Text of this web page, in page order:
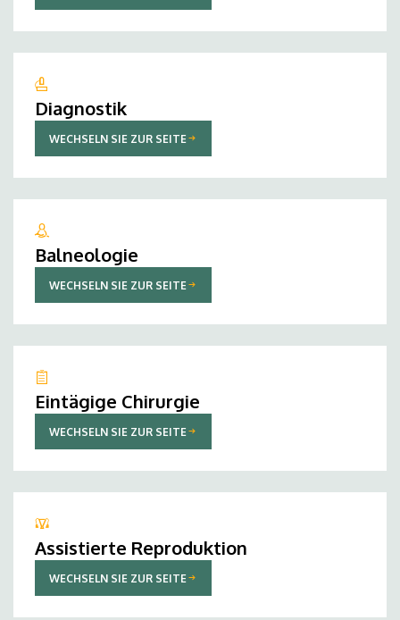
Diagnostik
WECHSELN SIE ZUR SEITE
Balneologie
WECHSELN SIE ZUR SEITE
Eintägige Chirurgie
WECHSELN SIE ZUR SEITE
Assistierte Reproduktion
WECHSELN SIE ZUR SEITE